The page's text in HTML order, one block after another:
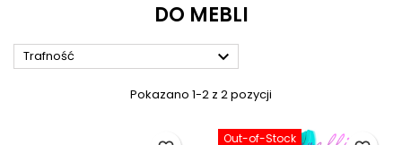
DO MEBLI
Trafność 
Pokazano 1-2 z 2 pozycji
Out-of-Stock